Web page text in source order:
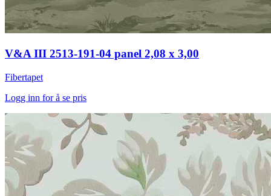
V&A III 2513-191-04 panel 2,08 x 3,00
Fibertapet
Logg inn for å se pris